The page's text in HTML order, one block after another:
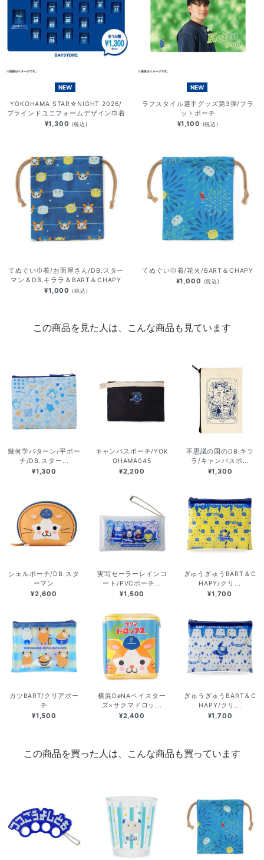
NEW
YOKOHAMA STAR☆NIGHT 2026/
ブラインドユニフォームデザイン巾着
¥1,300 (税込)
NEW
ラフスタイル選手グッズ第3弾/フラ
ットポーチ
¥1,100 (税込)
てぬぐい巾着/お面屋さん/DB.スター
マン＆DB.キララ＆BART＆CHAPY
¥1,000 (税込)
てぬぐい巾着/花火/BART＆CHAPY
¥1,000 (税込)
この商品を見た人は、こんな商品も見ています
幾何学パターン/平ポー
チ/DB.スター...
¥1,300
キャンバスポーチ/YOK
OHAMA045
¥2,200
不思議の国のDB.キラ
ラ/キャンバスポ...
¥1,300
シェルポーチ/DB.スタ
ーマン
¥2,600
実写セーラーレインコ
ート/PVCポーチ...
¥1,500
ぎゅうぎゅうBART＆C
HAPY/クリ...
¥1,700
カツBART/クリアポー
チ
¥1,500
横浜DeNAベイスター
ズ×サクマドロッ...
¥2,400
ぎゅうぎゅうBART＆C
HAPY/クリ...
¥1,700
この商品を買った人は、こんな商品も買っています